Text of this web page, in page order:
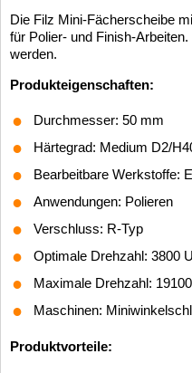
Die Filz Mini-Fächerscheibe
für Polier- und Finish-
werden.
Produkteigenschaften:
Durchmesser: 50 mm
Härtegrad: Medium D2/
Bearbeitbare Werkstoffe:
Anwendungen: Polieren
Verschluss: R-Typ
Optimale Drehzahl: 3800
Maximale Drehzahl:
Maschinen:
Produktvorteile: